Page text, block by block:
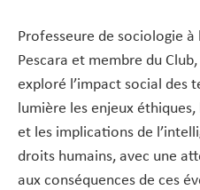
Professeure de sociologie à
Pescara et membre du
exploré l’impact social des
lumière les enjeux
et les implications de
droits humains, avec une
aux conséquences de ces